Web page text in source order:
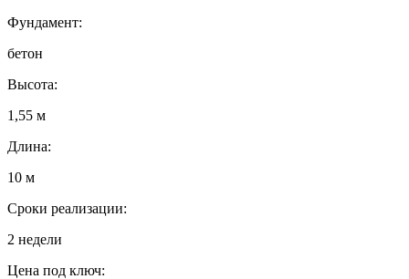
Фундамент:
бетон
Высота:
1,55 м
Длина:
10 м
Сроки реализации:
2 недели
Цена под ключ: